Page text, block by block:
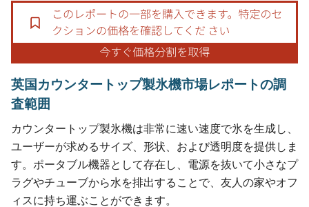
英国カウンタートップ製氷機市場レポートの調
査範囲
カウンタートップ製氷機は非常に速い速度で氷を生成し、
ユーザーが求めるサイズ、形状、 および透明度を提供しま
す。ポータブル機器として存在し、電源を抜いて小さなプ
ラグやチューブから水を排出することで、友人の家やオフ
ィスに持ち運ぶことができます。